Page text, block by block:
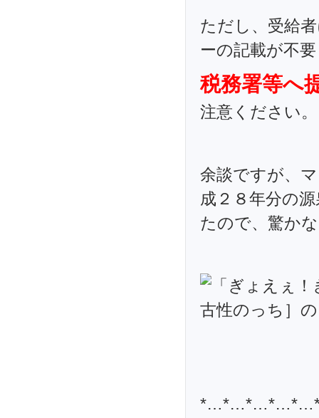
ただし、受給
ーの記載が不
税務署等へ
注意ください。
余談ですが、
成２８年分の
たので、驚か